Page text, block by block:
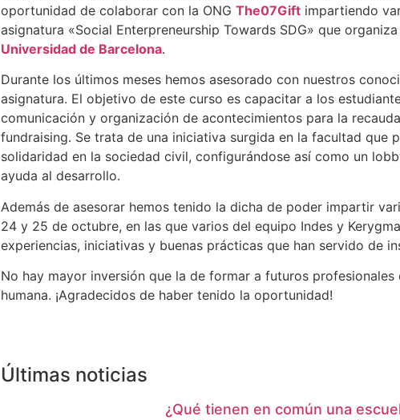
oportunidad de colaborar con la ONG The07Gift impartiendo
asignatura «Social Enterpreneurship Towards SDG» que organiza
Universidad de Barcelona.
Durante los últimos meses hemos asesorado con nuestros
asignatura. El objetivo de este curso es capacitar a los
comunicación y organización de acontecimientos para la
fundraising. Se trata de una iniciativa surgida en la facultad que
solidaridad en la sociedad civil, configurándose así como un
ayuda al desarrollo.
Además de asesorar hemos tenido la dicha de poder impartir
24 y 25 de octubre, en las que varios del equipo Indes y
experiencias, iniciativas y buenas prácticas que han servido de
No hay mayor inversión que la de formar a futuros
humana. ¡Agradecidos de haber tenido la oportunidad!
Últimas noticias
¿Qué tienen en común una